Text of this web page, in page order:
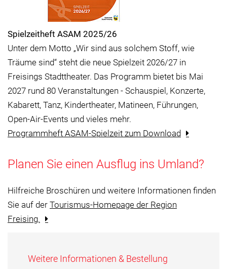
Spielzeitheft ASAM 2025/26
Unter dem Motto „Wir sind aus solchem Stoff, wie
Träume sind“ steht die neue Spielzeit 2026/27 in
Freisings Stadttheater. Das Programm bietet bis Mai
2027 rund 80 Veranstaltungen - Schauspiel, Konzerte,
Kabarett, Tanz, Kindertheater, Matineen, Führungen,
Open-Air-Events und vieles mehr.
Programmheft ASAM-Spielzeit zum Download
Planen Sie einen Ausflug ins Umland?
Hilfreiche Broschüren und weitere Informationen finden
Sie auf der Tourismus-Homepage der Region
Freising.
Weitere Informationen & Bestellung